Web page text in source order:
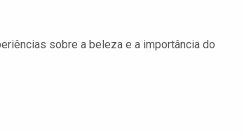
sobre a beleza e a importância do